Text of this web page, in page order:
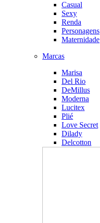
Casual
Sexy
Renda
Personagens
Maternidade
Marcas
Marisa
Del Rio
DeMillus
Moderna
Lucitex
Plié
Love Secret
Dilady
Delcotton